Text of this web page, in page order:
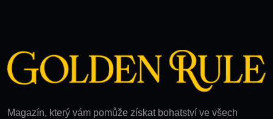
Magazín, který vám pomůže získat bohatství ve všech